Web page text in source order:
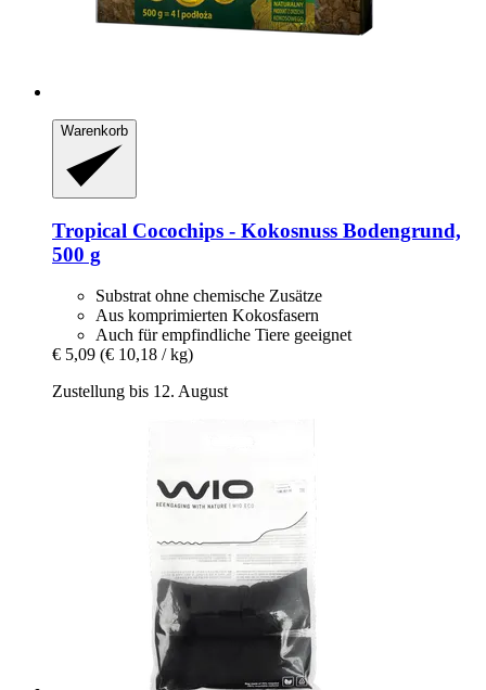
Warenkorb
Tropical Cocochips -​ Kokosnuss Bodengrund,
500 g
Substrat ohne chemische Zusätze
Aus komprimierten Kokosfasern
Auch für empfindliche Tiere geeignet
€ 5,09 (€ 10,18 / kg)
Zustellung bis 12. August